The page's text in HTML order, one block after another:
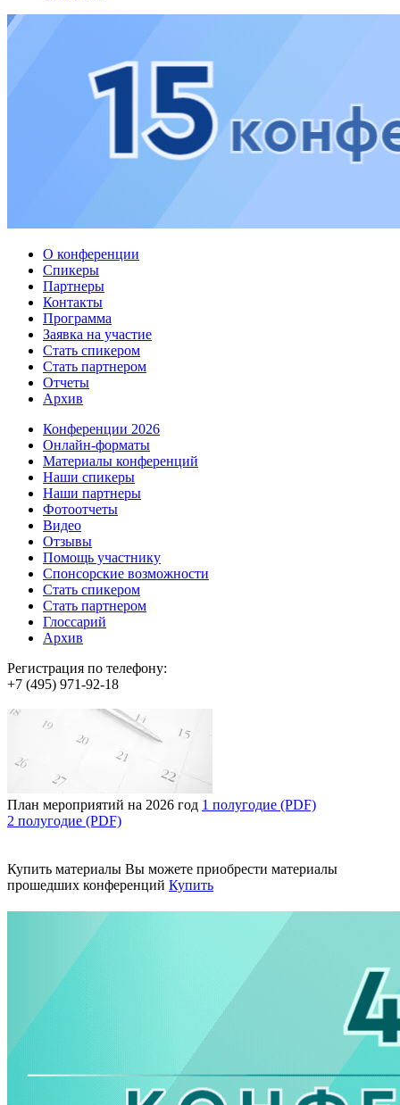
О конференции
Спикеры
Партнеры
Контакты
Программа
Заявка на участие
Стать спикером
Стать партнером
Отчеты
Архив
Конференции 2026
Онлайн-форматы
Материалы конференций
Наши спикеры
Наши партнеры
Фотоотчеты
Видео
Отзывы
Помощь участнику
Спонсорские возможности
Стать спикером
Стать партнером
Глоссарий
Архив
Регистрация по телефону:
+7 (495) 971-92-18
План мероприятий на 2026 год 1 полугодие (PDF)
2 полугодие (PDF)
Купить материалы Вы можете приобрести материалы
прошедших конференций Купить